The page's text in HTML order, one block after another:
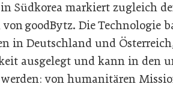
Südkorea markiert zugleich
von goodBytz. Die Technologie
in Deutschland und
ausgelegt und kann in den
von humanitären